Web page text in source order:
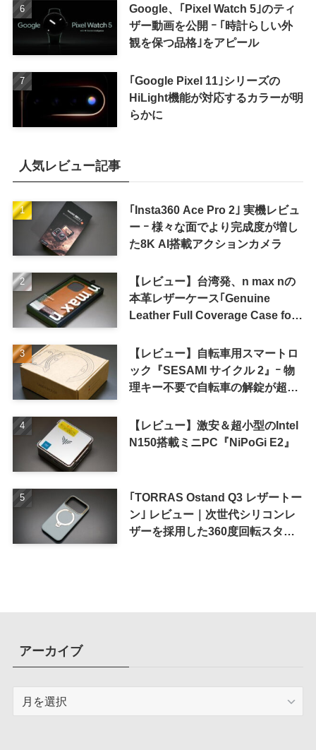
Google、｢Pixel Watch 5｣のティ
ザー動画を公開 ｰ ｢時計らしい外
観を保つ品格｣をアピール
｢Google Pixel 11｣シリーズの
HiLight機能が対応するカラーが明
らかに
人気レビュー記事
｢Insta360 Ace Pro 2｣ 実機レビュ
ー ｰ 様々な面でより完成度が増し
た8K AI搭載アクションカメラ
【レビュー】台湾発、n max nの
本革レザーケース｢Genuine
Leather Full Coverage Case for
【レビュー】自転車用スマートロ
ック『SESAMI サイクル 2』ｰ 物
理キー不要で自転車の解錠が超簡
【レビュー】激安＆超小型のIntel
N150搭載ミニPC『NiPoGi E2』
｢TORRAS Ostand Q3 レザートー
ン｣ レビュー｜次世代シリコンレ
ザーを採用した360度回転スタン
アーカイブ